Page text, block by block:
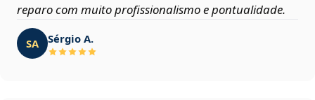
reparo com muito profissionalismo e pontualidade.
SA Sérgio A.